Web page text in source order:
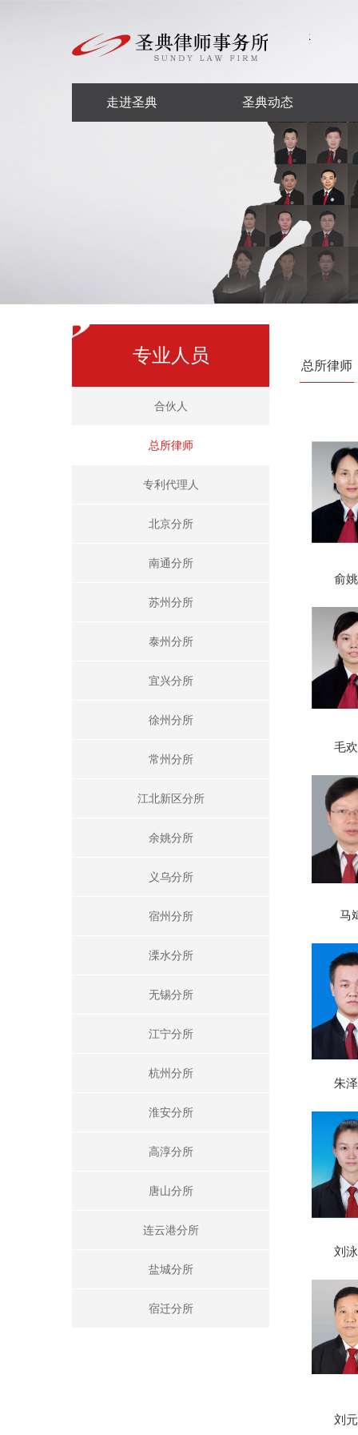
走进圣典 圣典动态
专业人员
合伙人
总所律师
专利代理人
北京分所
南通分所
苏州分所
泰州分所
宜兴分所
徐州分所
常州分所
江北新区分所
余姚分所
义乌分所
宿州分所
溧水分所
无锡分所
江宁分所
杭州分所
淮安分所
高淳分所
唐山分所
连云港分所
盐城分所
宿迁分所
总所律师
俞
毛
马
朱
刘
刘